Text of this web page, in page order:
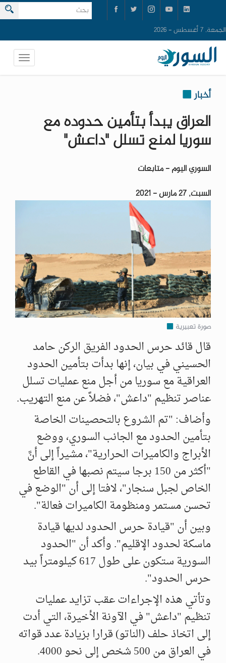
الجمعة, 7 أغسطس - 2026
أخبار
العراق يبدأ بتأمين حدوده مع
سوريا لمنع تسلل "داعش"
السوري اليوم - متابعات
السبت, 27 مارس - 2021
صورة تعبيرية
قال قائد حرس الحدود الفريق الركن حامد
الحسيني في بيان، إنها بدأت بتأمين الحدود
العراقية مع سوريا من أجل منع عمليات تسلل
عناصر تنظيم "داعش"، فضلاً عن منع التهريب.
وأضاف: "تم الشروع بالتحصينات الخاصة
بتأمين الحدود مع الجانب السوري، ووضع
الأبراج والكاميرات الحرارية"، مشيراً إلى أنَّ
"أكثر من 150 برجا سيتم نصبها في القاطع
الخاص لجبل سنجار"، لافتا إلى أن "الوضع في
تحسن مستمر ومنظومة الكاميرات فعالة".
وبين أن "قيادة حرس الحدود لديها قيادة
ماسكة لحدود الإقليم". وأكد أن "الحدود
السورية ستكون على طول 617 كيلومتراً بيد
حرس الحدود".
وتأتي هذه الإجراءات عقب تزايد عمليات
تنظيم "داعش" في الآونة الأخيرة، التي أدت
إلى اتخاذ حلف (الناتو) قرارا بزيادة عدد قواته
في العراق من 500 شخص إلى نحو 4000.